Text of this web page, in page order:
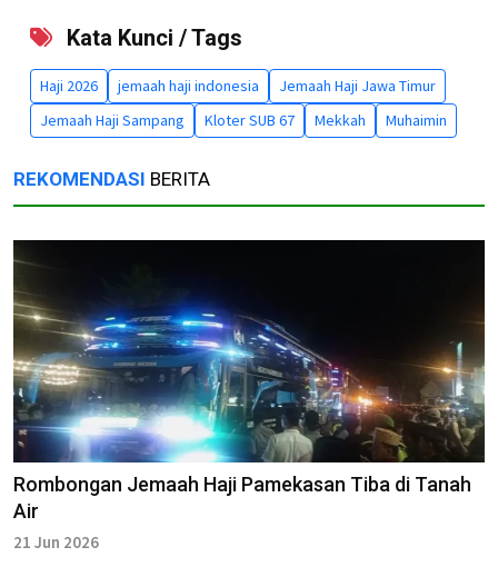
Kata Kunci / Tags
Haji 2026 jemaah haji indonesia
Jemaah Haji Jawa Timur
Jemaah Haji Sampang
Kloter SUB 67 Mekkah Muhaimin
REKOMENDASI BERITA
Rombongan Jemaah Haji Pamekasan Tiba di Tanah
Air
21 Jun 2026